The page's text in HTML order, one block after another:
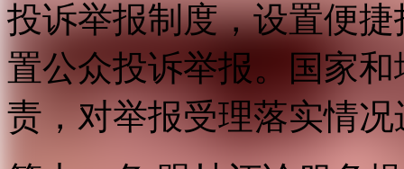
投诉举报制度，设置便
置公众投诉举报。国家
责，对举报受理落实情